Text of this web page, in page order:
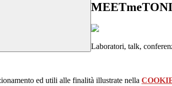
Laboratori, talk,
ed utili alle finalità illustrate nella